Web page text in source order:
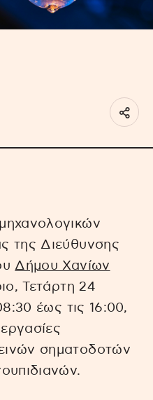
της Διεύθυνσης
Δήμου Χανίων
Τετάρτη 24
έως τις 16:00,
σηματοδοτών